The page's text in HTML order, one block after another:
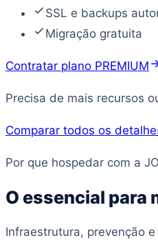
SSL e backups
Migração gratuita
Contratar plano PREMIUM
Precisa de mais recursos
Comparar todos os
Por que hospedar com a
O essencial para
Infraestrutura, prevenção